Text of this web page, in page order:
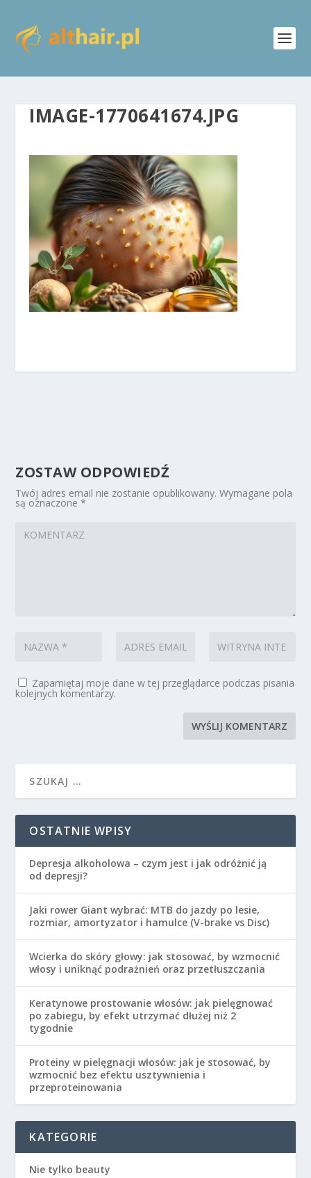
IMAGE-1770641674.JPG
ZOSTAW ODPOWIEDŹ
Twój adres email nie zostanie opublikowany. Wymagane pola
są oznaczone*
Zapamiętaj moje dane w tej przeglądarce podczas pisania
kolejnych komentarzy.
OSTATNIE WPISY
Depresja alkoholowa – czym jest i jak odróżnić ją
od depresji?
Jaki rower Giant wybrać: MTB do jazdy po lesie,
rozmiar, amortyzator i hamulce (V-brake vs Disc)
Wcierka do skóry głowy: jak stosować, by wzmocnić
włosy i uniknąć podrażnień oraz przetłuszczania
Keratynowe prostowanie włosów: jak pielęgnować
po zabiegu, by efekt utrzymać dłużej niż 2
tygodnie
Proteiny w pielęgnacji włosów: jak je stosować, by
wzmocnić bez efektu usztywnienia i
przeproteinowania
KATEGORIE
Nie tylko beauty